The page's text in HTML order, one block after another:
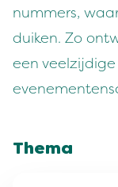
nummers,
duiken. Zo
een
Thema